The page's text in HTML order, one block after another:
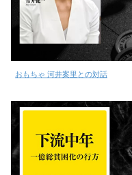
おもちゃ 河井案里との対話